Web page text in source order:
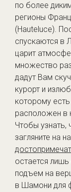
по более
регионы
(Hauteluce).
спускаются в
царит
множество
дадут Вам
курорт и
которому
расположен в
Чтобы узнать,
загляните на
остается
подъем на
в Шамони для